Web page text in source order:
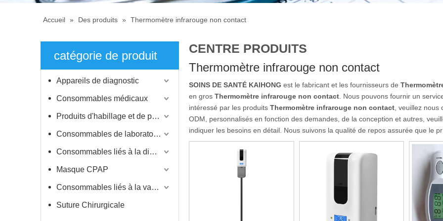
Accueil » Des produits » Thermomètre infrarouge non contact
catégorie de produit
Appareils de diagnostic
Consommables médicaux
Produits d'habillage et de protection
Consommables de laboratoire
Consommables liés à la dialyse
Masque CPAP
Consommables liés à la vaccination
Suture Chirurgicale
CENTRE PRODUITS
Thermomètre infrarouge non contact
SOINS DE SANTÉ KAIHONG est le fabricant et les fournisseurs de
en gros Thermomètre infrarouge non contact . Nous pouvons fournir un
intéressé par les produits Thermomètre infrarouge non contact , veuillez
ODM, personnalisés en fonction des demandes, de la conception et autres,
indiquer les besoins en détail. Nous suivons la qualité de repos assurée que le